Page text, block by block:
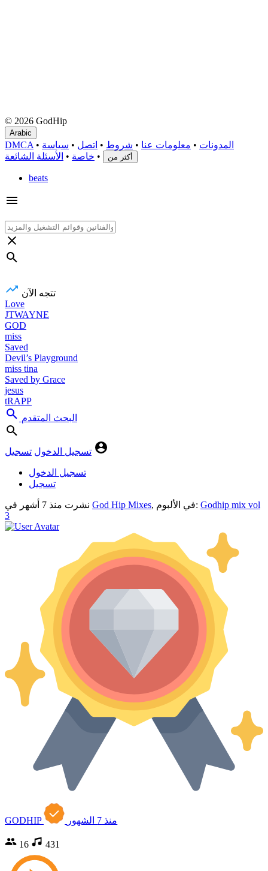
© 2026 GodHip
Arabic
DMCA • المدونات • معلومات عنا • شروط • اتصل • سياسة
خاصة • الأسئلة الشائعة • أكثر من
beats
تتجه الآن
Love
JTWAYNE
GOD
miss
Saved
Devil’s Playground
miss tina
Saved by Grace
jesus
tRAPP
البحث المتقدم
تسجيل الدخول تسجيل
تسجيل الدخول
تسجيل
نشرت منذ 7 أشهر God Hip Mixes , في الألبوم: Godhip mix vol
3
GODHIP منذ 7 الشهور
16 431